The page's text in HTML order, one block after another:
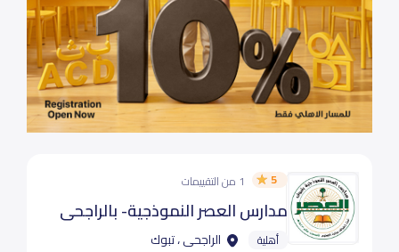
5 1 من التقييمات
مدارس العصر النموذجية- بالراجحى
أهلية الراجحى ، تبوك